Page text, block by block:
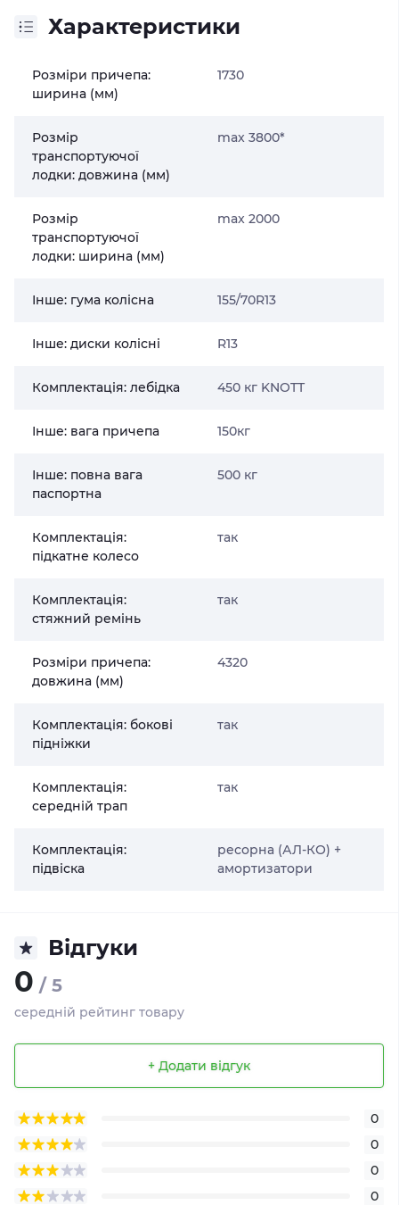
Характеристики
Розміри причепа:
ширина (мм)
1730
Розмір
транспортуючої
лодки: довжина (мм)
max 3800*
Розмір
транспортуючої
лодки: ширина (мм)
max 2000
Інше: гума колісна 155/70R13
Інше: диски колісні R13
Комплектація: лебідка 450 кг KNOTT
Інше: вага причепа 150кг
Інше: повна вага
паспортна
500 кг
Комплектація:
підкатне колесо
так
Комплектація:
стяжний ремінь
так
Розміри причепа:
довжина (мм)
4320
Комплектація: бокові
підніжки
так
Комплектація:
середній трап
так
Комплектація:
підвіска
ресорна (АЛ-КО) +
амортизатори
Відгуки
0 / 5
середній рейтинг товару
+ Додати відгук
0
0
0
0